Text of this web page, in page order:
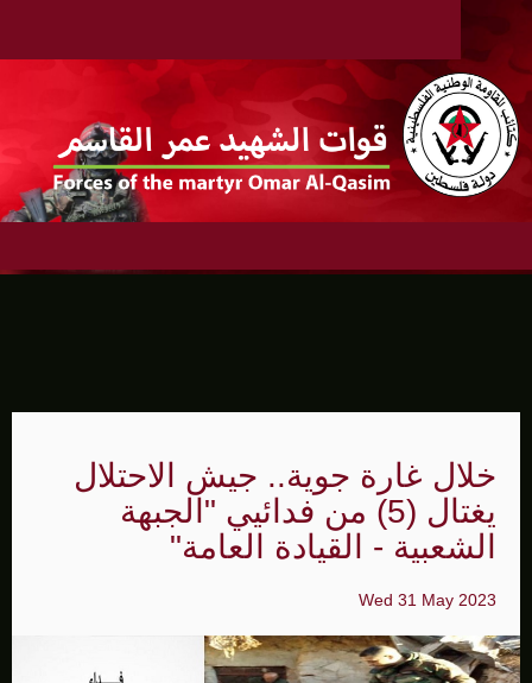
خلال غارة جوية.. جيش الاحتلال
يغتال (5) من فدائيي "الجبهة
الشعبية - القيادة العامة"
Wed 31 May 2023